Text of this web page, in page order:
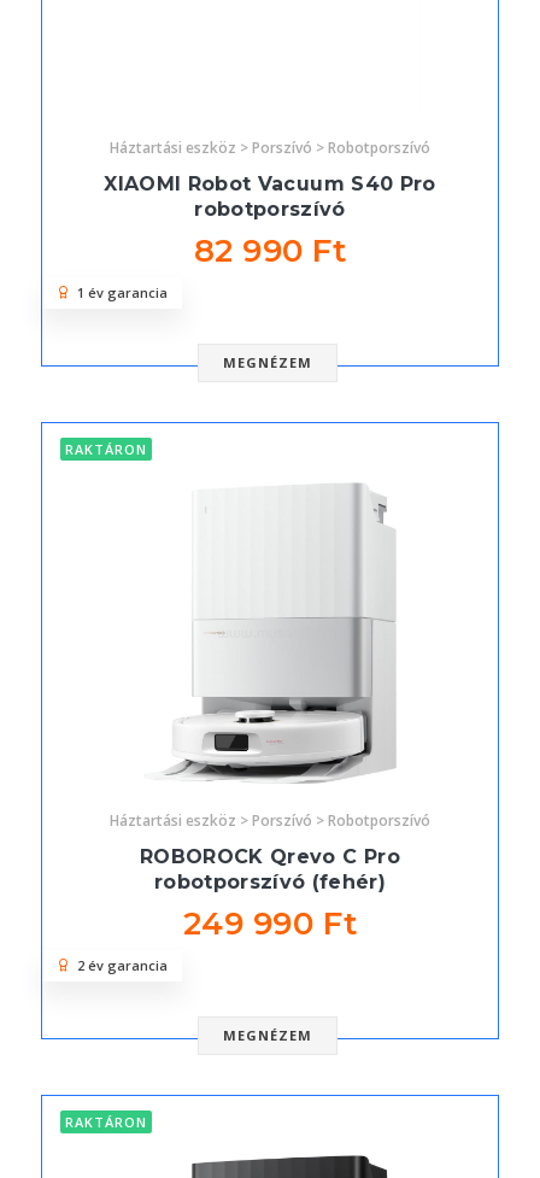
Háztartási eszköz > Porszívó > Robotporszívó
XIAOMI Robot Vacuum S40 Pro
robotporszívó
82 990 Ft
MEGNÉZEM
1 év garancia
RAKTÁRON
Háztartási eszköz > Porszívó > Robotporszívó
ROBOROCK Qrevo C Pro
robotporszívó (fehér)
249 990 Ft
MEGNÉZEM
2 év garancia
RAKTÁRON